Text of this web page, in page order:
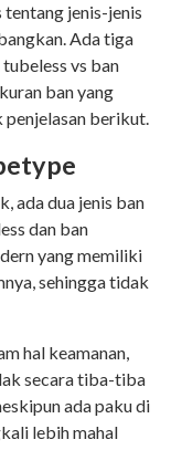
tentang jenis-jenis
Ada tiga
vs ban
ban yang
berikut.
ada dua jenis ban
dan ban
yang memiliki
sehingga tidak
hal keamanan,
secara tiba-tiba
ada paku di
lebih mahal